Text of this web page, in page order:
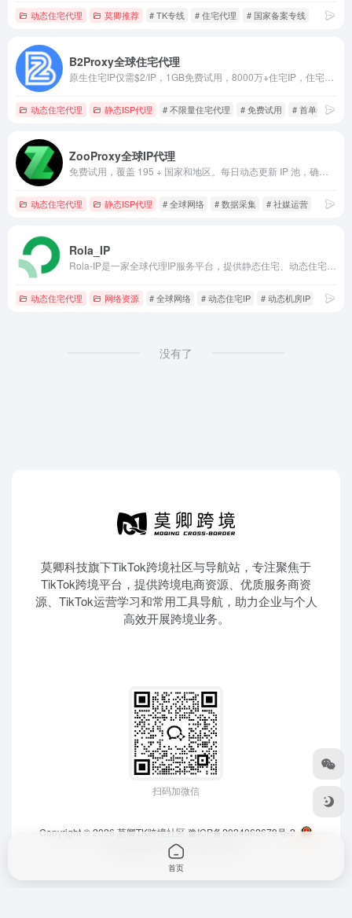
动态住宅代理 莫卿推荐 # TK专线 # 住宅代理 # 国家备案专线
B2Proxy全球住宅代理
动态住宅代理 静态ISP代理 # 不限量住宅代理 # 免费试用 # 首单全返
ZooProxy全球IP代理
动态住宅代理 静态ISP代理 # 全球网络 # 数据采集 # 社媒运营
Rola_IP
动态住宅代理 网络资源 # 全球网络 # 动态住宅IP # 动态机房IP
没有了
莫卿科技旗下TikTok跨境社区与导航站，专注聚焦于
TikTok跨境平台，提供跨境电商资源、优质服务商资
源、TikTok运营学习和常用工具导航，助力企业与个人
高效开展跨境业务。
扫码加微信
Copyright © 2026 莫卿TK跨境社区 豫ICP备2024062679号-2
豫公网安备 41010202003364号
首页